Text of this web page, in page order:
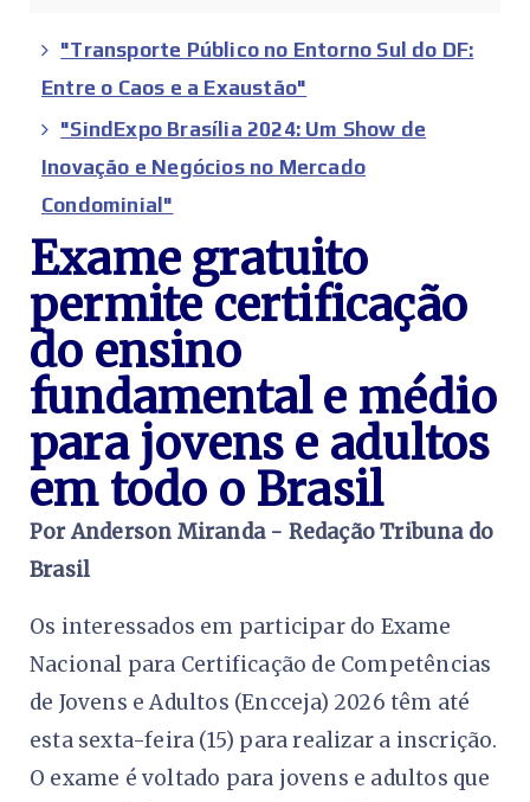
"Transporte Público no Entorno Sul do DF:
Entre o Caos e a Exaustão"
"SindExpo Brasília 2024: Um Show de
Inovação e Negócios no Mercado
Condominial"
Exame gratuito
permite certificação
do ensino
fundamental e médio
para jovens e adultos
em todo o Brasil
Por Anderson Miranda - Redação Tribuna do
Brasil
Os interessados em participar do Exame
Nacional para Certificação de Competências
de Jovens e Adultos (Encceja) 2026 têm até
esta sexta-feira (15) para realizar a inscrição.
O exame é voltado para jovens e adultos que